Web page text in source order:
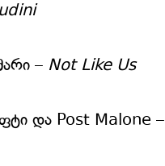
– Not Like Us
და Post Malone –